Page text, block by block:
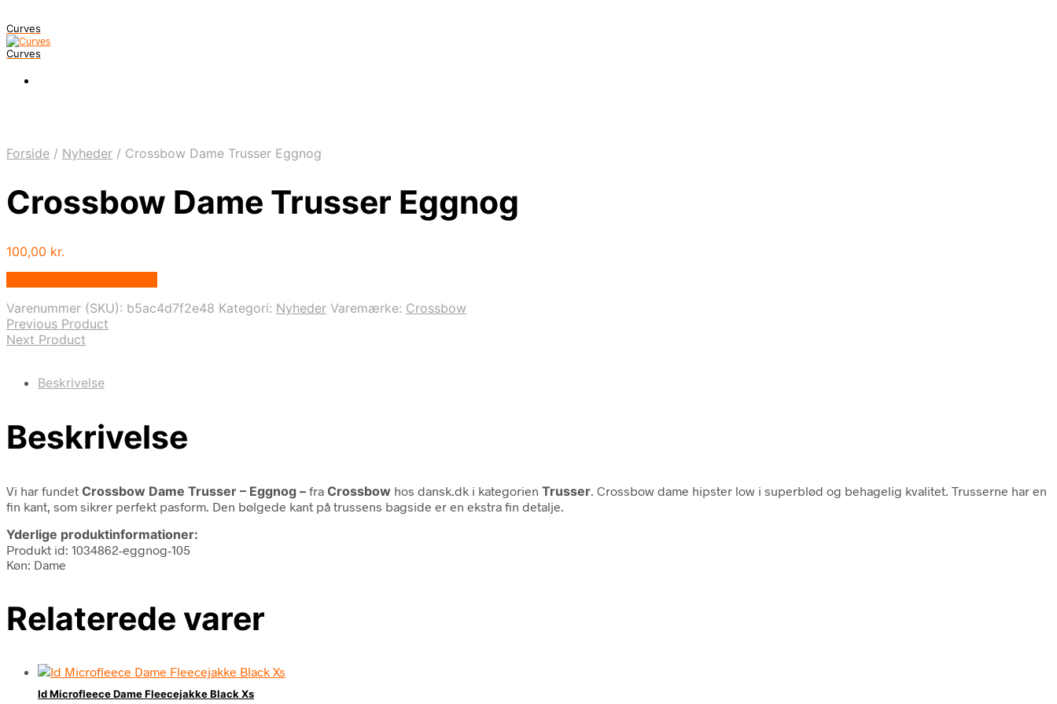
Curves
Curves
Forside / Nyheder / Crossbow Dame Trusser Eggnog
Crossbow Dame Trusser Eggnog
100,00 kr.
Varenummer (SKU): b5ac4d7f2e48 Kategori: Nyheder Varemærke: Crossbow
Previous Product
Next Product
Beskrivelse
Beskrivelse
Vi har fundet Crossbow Dame Trusser – Eggnog – fra Crossbow hos dansk.dk i kategorien Trusser . Crossbow dame hipster low i superblød og behagelig kvalitet. Trusserne har en
fin kant, som sikrer perfekt pasform. Den bølgede kant på trussens bagside er en ekstra fin detalje.
Yderlige produktinformationer:
Produkt id: 1034862-eggnog-105
Køn: Dame
Relaterede varer
Id Microfleece Dame Fleecejakke Black Xs